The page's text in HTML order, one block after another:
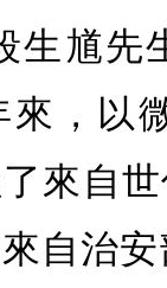
生馗先
來，以
來自
自治